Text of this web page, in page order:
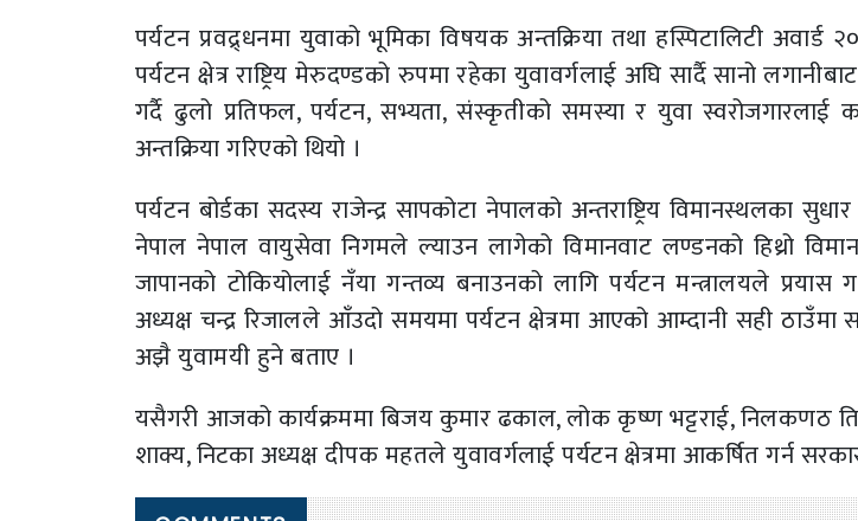
पर्यटन प्रवद्र्धनमा युवाको भूमिका विषयक अन्तक्रिया तथा हस्पिटालिटी अवार्ड
पर्यटन क्षेत्र राष्ट्रिय मेरुदण्डको रुपमा रहेका युवावर्गलाई अघि सार्दै सानो
गर्दै ढुलो प्रतिफल, पर्यटन, सभ्यता, संस्कृतीको समस्या र युवा स्वरोजगारलाई
अन्तक्रिया गरिएको थियो ।
पर्यटन बोर्डका सदस्य राजेन्द्र सापकोटा नेपालको अन्तराष्ट्रिय विमानस्थलका
नेपाल नेपाल वायुसेवा निगमले ल्याउन लागेको विमानवाट लण्डनको हिथ्रो
जापानको टोकियोलाई नँया गन्तव्य बनाउनको लागि पर्यटन मन्त्रालयले प्रयास
अध्यक्ष चन्द्र रिजालले आँउदो समयमा पर्यटन क्षेत्रमा आएको आम्दानी सही ठाउँमा
अझै युवामयी हुने बताए ।
यसैगरी आजको कार्यक्रममा बिजय कुमार ढकाल, लोक कृष्ण भट्टराई, निलकणठ
शाक्य, निटका अध्यक्ष दीपक महतले युवावर्गलाई पर्यटन क्षेत्रमा आकर्षित गर्न